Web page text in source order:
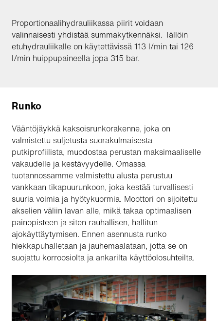
Proportionaalihydrauliikassa piirit voidaan
valinnaisesti yhdistää summakytkennäksi. Tällöin
etuhydrauliikalle on käytettävissä 113 l/min tai 126
l/min huippupaineella jopa 315 bar.
Runko
Vääntöjäykkä kaksoisrunkorakenne, joka on
valmistettu suljetusta suorakulmaisesta
putkiprofiilista, muodostaa perustan maksimaaliselle
vakaudelle ja kestävyydelle. Omassa
tuotannossamme valmistettu alusta perustuu
vankkaan tikapuurunkoon, joka kestää turvallisesti
suuria voimia ja hyötykuormia. Moottori on sijoitettu
akselien väliin lavan alle, mikä takaa optimaalisen
painopisteen ja siten rauhallisen, hallitun
ajokäyttäytymisen. Ennen asennusta runko
hiekkapuhalletaan ja jauhemaalataan, jotta se on
suojattu korroosiolta ja ankarilta käyttöolosuhteilta.